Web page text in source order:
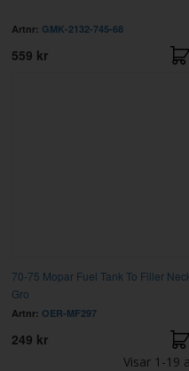
Artnr: GMK-2132-745-68
559 kr
70-75 Mopar Fuel Tank To Filler
Gro
Artnr: OER-MF297
249 kr
Visar 1-19